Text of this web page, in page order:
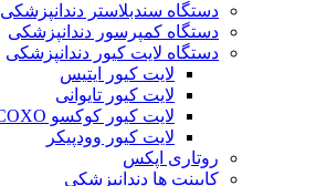
دستگاه سندبلاستر دندانپزشکی
دستگاه کمپرسور دندانپزشکی
دستگاه لایت کیور دندانپزشکی
لایت کیور ایتیس
لایت کیور تایوانی
لایت کیور کوکسو COXO
لایت کیور وودپیکر
روتاری اپکس
کابینت ها دندانپزشکی